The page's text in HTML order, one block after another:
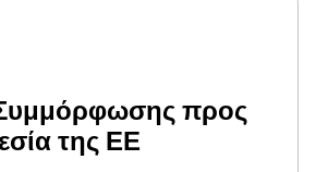
προς
της ΕΕ